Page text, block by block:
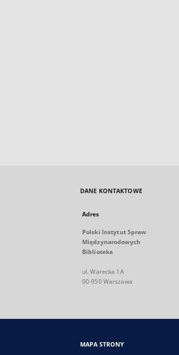
DANE KONTAKTOWE
Adres
Polski Instytut Spraw
Międzynarodowych
Biblioteka
ul. Warecka 1A
00-950 Warszawa
MAPA STRONY